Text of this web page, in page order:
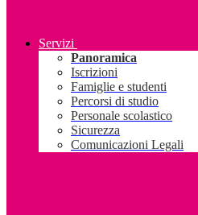
Servizi
Panoramica
Iscrizioni
Famiglie e studenti
Percorsi di studio
Personale scolastico
Sicurezza
Comunicazioni Legali